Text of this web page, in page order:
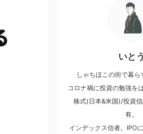
いとう
しゃちほこの街で暮ら
コロナ禍に投資の勉強を
株式(日本&米国)/投資
有。
インデックス信者。IPO